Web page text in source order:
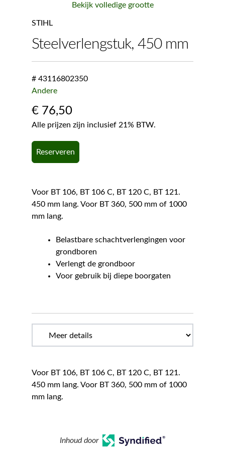
Bekijk volledige grootte
STIHL
Steelverlengstuk, 450 mm
# 43116802350
Andere
€76,50
Alle prijzen zijn inclusief 21% BTW.
Reserveren
Voor BT 106, BT 106 C, BT 120 C, BT 121.
450 mm lang. Voor BT 360, 500 mm of 1000
mm lang.
Belastbare schachtverlengingen voor
grondboren
Verlengt de grondboor
Voor gebruik bij diepe boorgaten
Voor BT 106, BT 106 C, BT 120 C, BT 121.
450 mm lang. Voor BT 360, 500 mm of 1000
mm lang.
Inhoud door